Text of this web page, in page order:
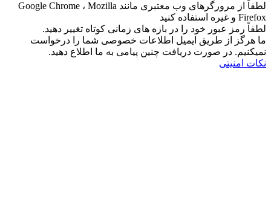
لطفاً از مرورگرهای وب معتبری مانند Google Chrome ، Mozilla
Firefox و غیره استفاده کنید
لطفاً رمز عبور خود را در بازه های زمانی کوتاه تغییر دهید.
ما هرگز از طریق ایمیل اطلاعات خصوصی شما را درخواست
نمیکنیم. در صورت دریافت چنین پیامی به ما اطلاع دهید.
نکات امنیتی